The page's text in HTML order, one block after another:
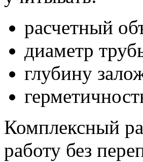
расчетный
диаметр
глубину
Комплексный
работу без